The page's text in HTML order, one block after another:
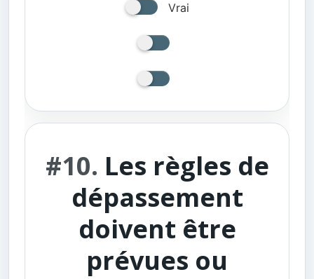
Vrai
#10. Les règles de
dépassement
doivent être
prévues ou